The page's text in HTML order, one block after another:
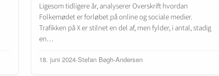
Ligesom tidligere år, analyserer Overskrift hvordan
Folkemødet er forløbet på online og sociale medier.
Trafikken på X er stilnet en del af, men fylder, i antal, stadig
en…
18. juni 2024·Stefan Bøgh-Andersen